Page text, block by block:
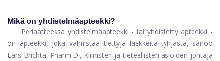
Mikä on yhdistelmäapteekki?
Periaatteessa yhdistelmäapteekki - tai yhdistetty apteekki -
on apteekki, joka valmistaa tiettyjä lääkkeitä tyhjästä, sanoo
Lars Brichta, Pharm.D., Kliinisten ja tieteellisten asioiden johtaja